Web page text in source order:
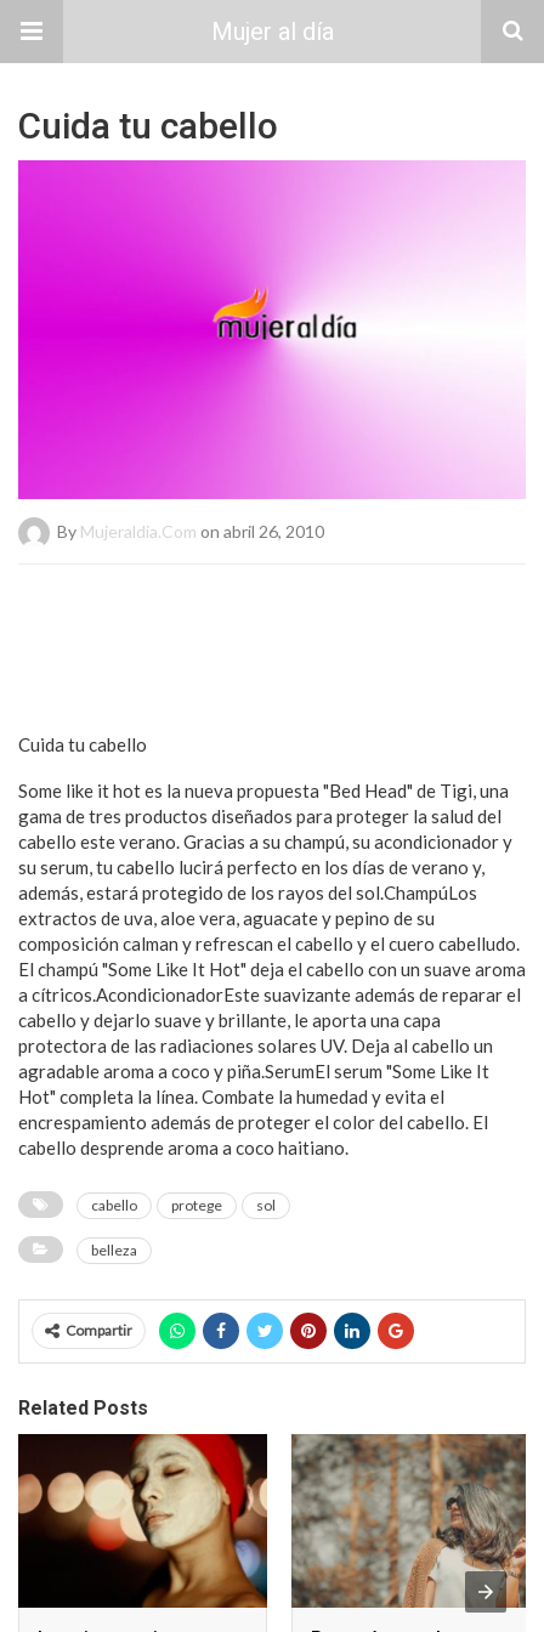
Mujer al día
Cuida tu cabello
By Mujeraldia.com on abril 26, 2010
Cuida tu cabello
Some like it hot es la nueva propuesta "Bed Head" de Tigi, una
gama de tres productos diseñados para proteger la salud del
cabello este verano. Gracias a su champú, su acondicionador y
su serum, tu cabello lucirá perfecto en los días de verano y,
además, estará protegido de los rayos del sol.ChampúLos
extractos de uva, aloe vera, aguacate y pepino de su
composición calman y refrescan el cabello y el cuero cabelludo.
El champú "Some Like It Hot" deja el cabello con un suave aroma
a cítricos.AcondicionadorEste suavizante además de reparar el
cabello y dejarlo suave y brillante, le aporta una capa
protectora de las radiaciones solares UV. Deja al cabello un
agradable aroma a coco y piña.SerumEl serum "Some Like It
Hot" completa la línea. Combate la humedad y evita el
encrespamiento además de proteger el color del cabello. El
cabello desprende aroma a coco haitiano.
cabello protege sol
belleza
Compartir
Related Posts